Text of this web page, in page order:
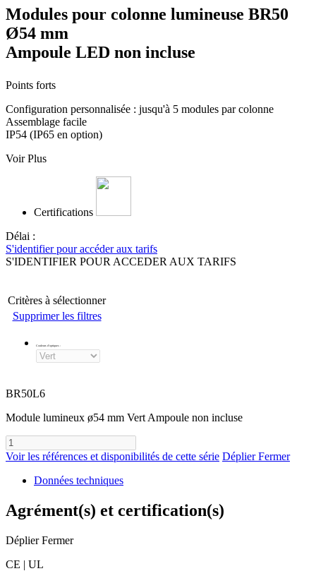
Modules pour colonne lumineuse BR50
Ø54 mm
Ampoule LED non incluse
Points forts
Configuration personnalisée : jusqu'à 5 modules par colonne
Assemblage facile
IP54 (IP65 en option)
Voir Plus
Certifications
Délai :
S'identifier pour accéder aux tarifs
S'IDENTIFIER POUR ACCEDER AUX TARIFS
Critères à sélectionner
Supprimer les filtres
Couleurs d'optiques :
BR50L6
Module lumineux ø54 mm Vert Ampoule non incluse
Voir les références et disponibilités de cette série Déplier Fermer
Données techniques
Agrément(s) et certification(s)
Déplier Fermer
CE | UL